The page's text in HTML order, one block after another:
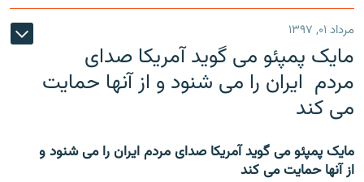
مرداد ۰۱, ۱۳۹۷
مایک پمپئو می گوید آمریکا صدای
مردم ایران را می شنود و از آنها حمایت
می کند
مایک پمپئو می گوید آمریکا صدای مردم ایران را می شنود و
از آنها حمایت می کند